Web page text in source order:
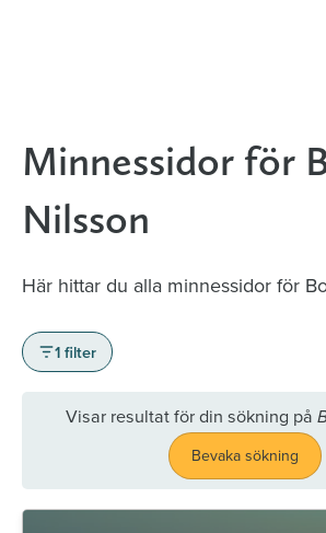
Minnessidor för
Nilsson
Här hittar du alla minnessidor för
1 filter
Visar resultat för din sökning på
Bevaka sökning